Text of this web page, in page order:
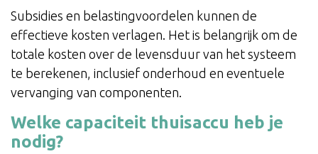
Subsidies en belastingvoordelen kunnen de
effectieve kosten verlagen. Het is belangrijk om de
totale kosten over de levensduur van het systeem
te berekenen, inclusief onderhoud en eventuele
vervanging van componenten.
Welke capaciteit thuisaccu heb je
nodig?